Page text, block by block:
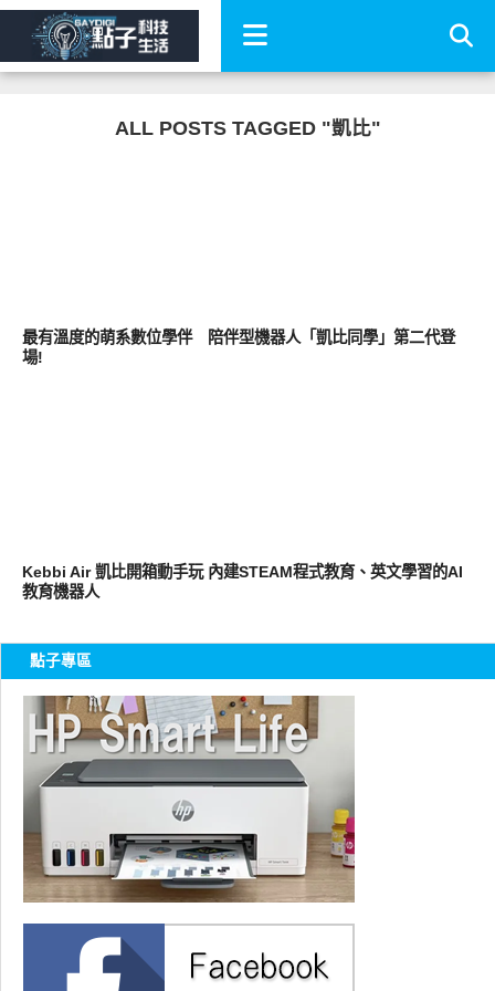
ALL POSTS TAGGED "凱比"
最有溫度的萌系數位學伴 陪伴型機器人「凱比同學」第二代登
場!
Kebbi Air 凱比開箱動手玩 內建STEAM程式教育、英文學習的AI
教育機器人
點子專區